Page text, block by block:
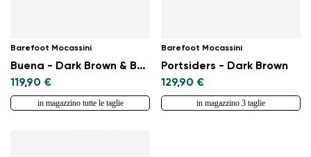
Barefoot Mocassini
Buena - Dark Brown & Beige
119,90 €
in magazzino tutte le taglie
Barefoot Mocassini
Portsiders - Dark Brown
129,90 €
in magazzino 3 taglie